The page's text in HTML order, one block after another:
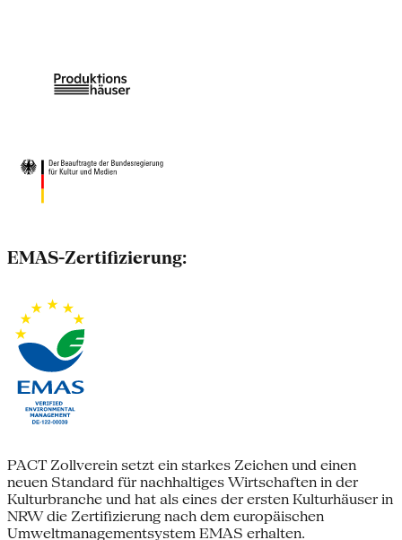
EMAS-Zertifizierung:
PACT Zollverein setzt ein starkes Zeichen und einen
neuen Standard für nachhaltiges Wirtschaften in der
Kulturbranche und hat als eines der ersten Kulturhäuser in
NRW die Zertifizierung nach dem europäischen
Umweltmanagementsystem EMAS erhalten.